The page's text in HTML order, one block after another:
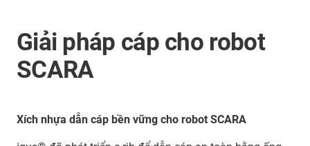
Giải pháp cáp cho robot
SCARA
Xích nhựa dẫn cáp bền vững cho robot SCARA